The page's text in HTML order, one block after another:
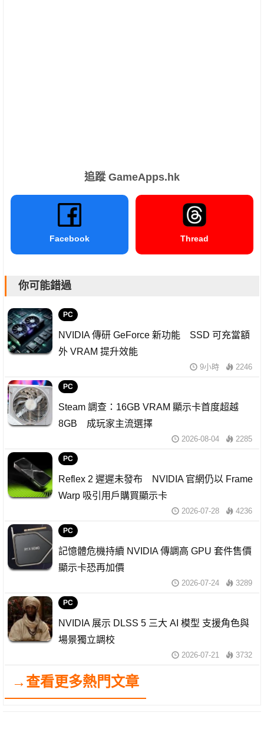
追蹤 GameApps.hk
Facebook Thread
你可能錯過
PC
NVIDIA 傳研 GeForce 新功能 SSD 可充當額
外 VRAM 提升效能
9小時 2246
PC
Steam 調查：16GB VRAM 顯示卡首度超越
8GB 成玩家主流選擇
2026-08-04 2285
PC
Reflex 2 遲遲未發布 NVIDIA 官網仍以 Frame
Warp 吸引用戶購買顯示卡
2026-07-28 4236
PC
記憶體危機持續 NVIDIA 傳調高 GPU 套件售價
顯示卡恐再加價
2026-07-24 3289
PC
NVIDIA 展示 DLSS 5 三大 AI 模型 支援角色與
場景獨立調校
2026-07-21 3732
→查看更多熱門文章